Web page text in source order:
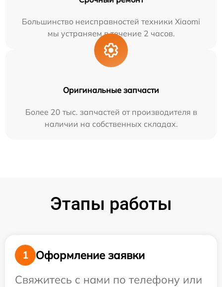
Большинство неисправностей техники Xiaomi
мы устраняем в течение 2 часов.
Оригинальные запчасти
Более 20 тыс. запчастей от производителя в
наличии на собственных складах.
Этапы работы
1
Оформление заявки
Свяжитесь с нами по телефону или